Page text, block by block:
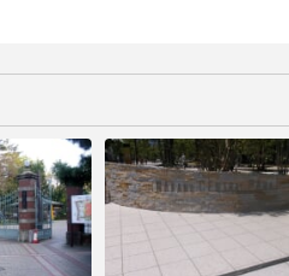
100円最大料金6時間最大3,000円 時間